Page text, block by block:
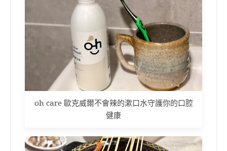
oh care 歐克威爾不會辣的漱口水守護你的口腔
健康